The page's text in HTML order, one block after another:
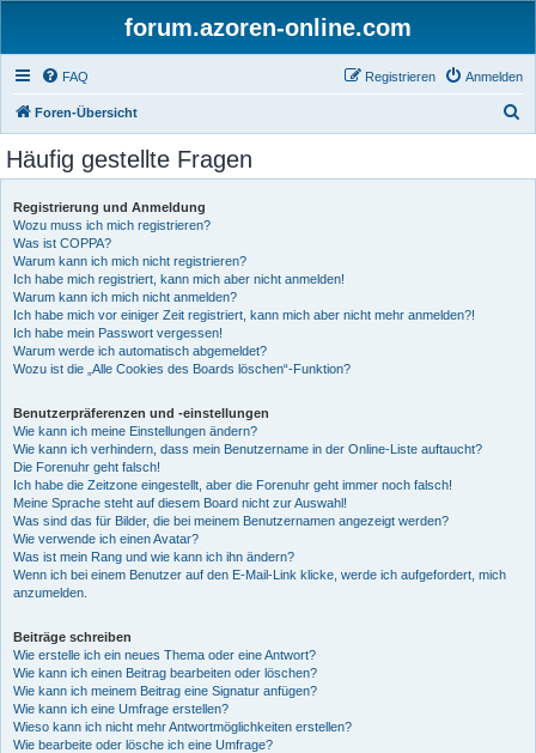
forum.azoren-online.com
FAQ Anmelden
Registrieren
Foren-Übersicht
Häufig gestellte Fragen
Registrierung und Anmeldung
Wozu muss ich mich registrieren?
Was ist COPPA?
Warum kann ich mich nicht registrieren?
Ich habe mich registriert, kann mich aber nicht anmelden!
Warum kann ich mich nicht anmelden?
Ich habe mich vor einiger Zeit registriert, kann mich aber nicht mehr anmelden?!
Ich habe mein Passwort vergessen!
Warum werde ich automatisch abgemeldet?
Wozu ist die „Alle Cookies des Boards löschen“-Funktion?
Benutzerpräferenzen und -einstellungen
Wie kann ich meine Einstellungen ändern?
Wie kann ich verhindern, dass mein Benutzername in der Online-Liste auftaucht?
Die Forenuhr geht falsch!
Ich habe die Zeitzone eingestellt, aber die Forenuhr geht immer noch falsch!
Meine Sprache steht auf diesem Board nicht zur Auswahl!
Was sind das für Bilder, die bei meinem Benutzernamen angezeigt werden?
Wie verwende ich einen Avatar?
Was ist mein Rang und wie kann ich ihn ändern?
Wenn ich bei einem Benutzer auf den E-Mail-Link klicke, werde ich aufgefordert, mich
anzumelden.
Beiträge schreiben
Wie erstelle ich ein neues Thema oder eine Antwort?
Wie kann ich einen Beitrag bearbeiten oder löschen?
Wie kann ich meinem Beitrag eine Signatur anfügen?
Wie kann ich eine Umfrage erstellen?
Wieso kann ich nicht mehr Antwortmöglichkeiten erstellen?
Wie bearbeite oder lösche ich eine Umfrage?